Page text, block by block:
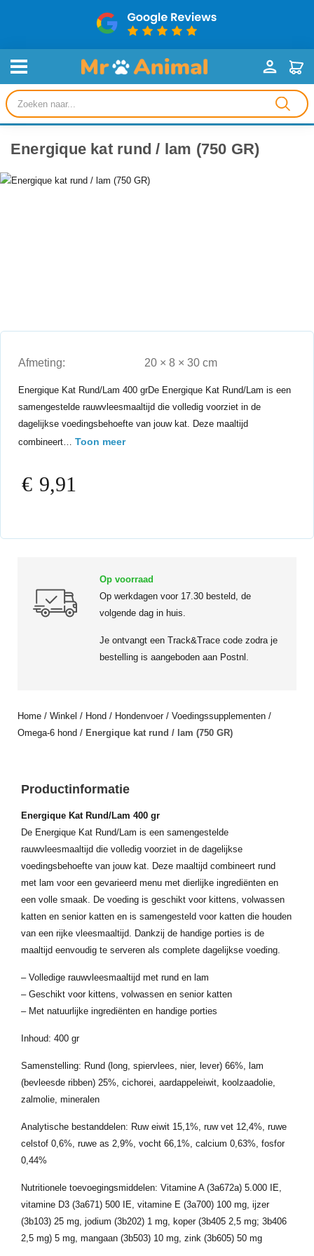
Producten
zoeken
Energique kat rund / lam (750 GR)
Afmeting: 20 × 8 × 30 cm
Energique Kat Rund/Lam 400 grDe Energique Kat Rund/Lam is een
samengestelde rauwvleesmaaltijd die volledig voorziet in de
dagelijkse voedingsbehoefte van jouw kat. Deze maaltijd
combineert… Toon meer
€ 9,91
Op voorraad
Op werkdagen voor 17.30 besteld, de
volgende dag in huis.
Je ontvangt een Track&Trace code zodra je
bestelling is aangeboden aan Postnl.
Home / Winkel / Hond / Hondenvoer/ Voedingssupplementen /
Omega-6 hond / Energique kat rund / lam (750 GR)
Productinformatie
Energique Kat Rund/Lam 400 gr
De Energique Kat Rund/Lam is een samengestelde
rauwvleesmaaltijd die volledig voorziet in de dagelijkse
voedingsbehoefte van jouw kat. Deze maaltijd combineert rund
met lam voor een gevarieerd menu met dierlijke ingrediënten en
een volle smaak. De voeding is geschikt voor kittens, volwassen
katten en senior katten en is samengesteld voor katten die houden
van een rijke vleesmaaltijd. Dankzij de handige porties is de
maaltijd eenvoudig te serveren als complete dagelijkse voeding.
– Volledige rauwvleesmaaltijd met rund en lam
– Geschikt voor kittens, volwassen en senior katten
– Met natuurlijke ingrediënten en handige porties
Inhoud: 400 gr
Samenstelling: Rund (long, spiervlees, nier, lever) 66%, lam
(bevleesde ribben) 25%, cichorei, aardappeleiwit, koolzaadolie,
zalmolie, mineralen
Analytische bestanddelen: Ruw eiwit 15,1%, ruw vet 12,4%, ruwe
celstof 0,6%, ruwe as 2,9%, vocht 66,1%, calcium 0,63%, fosfor
0,44%
Nutritionele toevoegingsmiddelen: Vitamine A (3a672a) 5.000 IE,
vitamine D3 (3a671) 500 IE, vitamine E (3a700) 100 mg, ijzer
(3b103) 25 mg, jodium (3b202) 1 mg, koper (3b405 2,5 mg; 3b406
2,5 mg) 5 mg, mangaan (3b503) 10 mg, zink (3b605) 50 mg